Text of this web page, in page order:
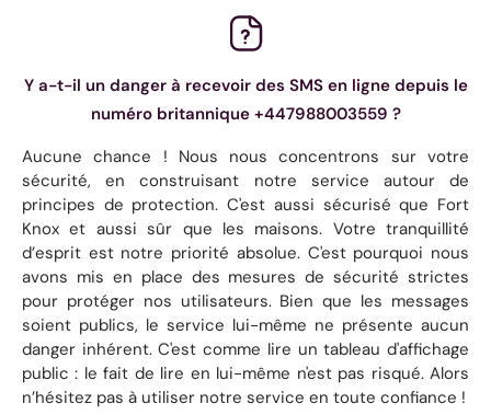
Y a-t-il un danger à recevoir des SMS en ligne depuis le
numéro britannique +447988003559 ?
Aucune chance ! Nous nous concentrons sur votre
sécurité, en construisant notre service autour de
principes de protection. C'est aussi sécurisé que Fort
Knox et aussi sûr que les maisons. Votre tranquillité
d’esprit est notre priorité absolue. C'est pourquoi nous
avons mis en place des mesures de sécurité strictes
pour protéger nos utilisateurs. Bien que les messages
soient publics, le service lui-même ne présente aucun
danger inhérent. C'est comme lire un tableau d'affichage
public : le fait de lire en lui-même n'est pas risqué. Alors
n’hésitez pas à utiliser notre service en toute confiance !